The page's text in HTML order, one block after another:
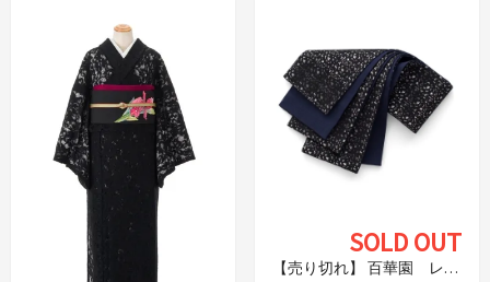
SOLD OUT
【売り切れ】 百華園 レース半幅帯 花繋ぎ 黒